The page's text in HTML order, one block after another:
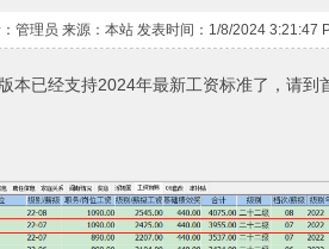
管理员 来源：本站 发表时间：1/8/2024 3:21:47
本已经支持2024年最新工资标准了，请到